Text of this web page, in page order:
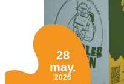
28
may.
2026